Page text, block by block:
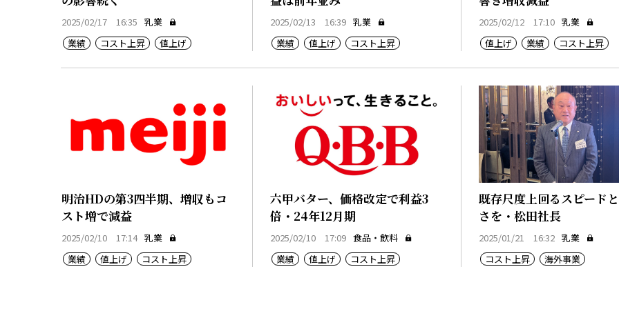
2025/02/17 16:35 乳業
業績
コスト上昇 値上げ
2025/02/13 16:39 乳業
業績
値上げ コスト上昇
2025/02/12 17:10 乳業
値上げ
業績 コスト上昇
明治HDの第3四半期、増収もコ
スト増で減益
2025/02/10 17:14 乳業
業績
値上げ コスト上昇
六甲バター、価格改定で利益3
倍・24年12月期
2025/02/10 17:09 食品・飲料
業績
値上げ コスト上昇
既存尺度上回るスピード
さを・松田社長
2025/01/21 16:32 乳業
コスト上昇
海外事業